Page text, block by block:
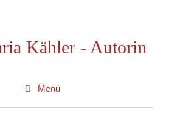
Kähler - Autorin
Menü